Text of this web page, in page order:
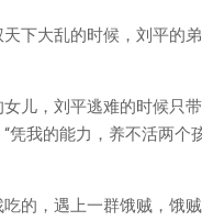
下大乱的时候，刘平的
儿，刘平逃难的时候只
凭我的能力，养不活两
的，遇上一群饿贼，饿